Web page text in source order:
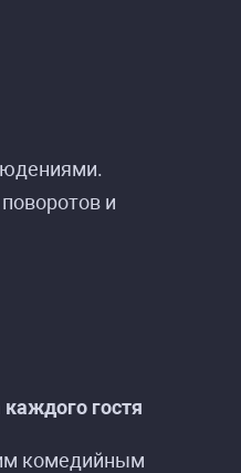
и
гостя
комедийным